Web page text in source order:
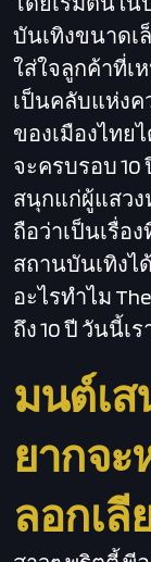
บันเทิงขนาดเ
ใส่ใจลูกค้าที่เ
เป็นคลับแห่ง
ของเมืองไทย
จะครบรอบ 10
สนุกแก่ผู้แสว
ถือว่าเป็นเรื่อ
สถานบันเทิงไ
อะไรทำไม
ถึง 10 ปี วันนี้เ
มนต์เ
ยากจะ
ลอกเ